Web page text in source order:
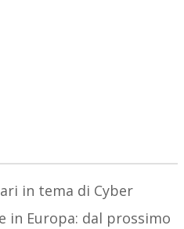
in tema di Cyber
in Europa: dal prossimo